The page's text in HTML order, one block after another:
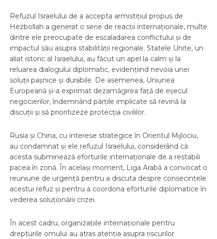
Refuzul Israelului de a accepta armistițiul propus de
Hezbollah a generat o serie de reacții internaționale, multe
dintre ele preocupate de escaladarea conflictului și de
impactul său asupra stabilității regionale. Statele Unite, un
aliat istoric al Israelului, au făcut un apel la calm și la
reluarea dialogului diplomatic, evidențiind nevoia unei
soluții pașnice și durabile. De asemenea, Uniunea
Europeană și-a exprimat dezamăgirea față de eşecul
negocierilor, îndemnând părțile implicate să revină la
discuții și să prioritizeze protecția civililor.
Rusia și China, cu interese strategice în Orientul Mijlociu,
au condamnat și ele refuzul Israelului, considerând că
acesta subminează eforturile internaționale de a restabili
pacea în zonă. În același moment, Liga Arabă a convocat o
reuniune de urgență pentru a discuta despre consecințele
acestui refuz și pentru a coordona eforturile diplomatice în
vederea soluționării crizei.
În acest cadru, organizațiile internaționale pentru
drepturile omului au atras atenția asupra riscurilor